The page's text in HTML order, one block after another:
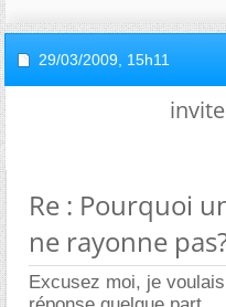
29/03/2009, 15h11
Re : Pourquoi
ne rayonne
Excusez moi, je